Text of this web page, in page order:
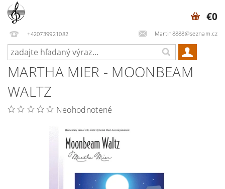
+420739921082 Martin8888@seznam.cz
€0
MARTHA MIER - MOONBEAM
WALTZ
Neohodnotené